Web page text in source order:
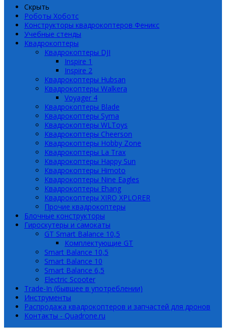
Скрыть
Роботы Хоботс
Конструкторы квадрокоптеров Феникс
Учебные стенды
Квадрокоптеры
Квадрокоптеры DJI
Inspire 1
Inspire 2
Квадрокоптеры Hubsan
Квадрокоптеры Walkera
Voyager 4
Квадрокоптеры Blade
Квадрокоптеры Syma
Квадрокоптеры WLToys
Квадрокоптеры Cheerson
Квадрокоптеры Hobby Zone
Квадрокоптеры La Trax
Квадрокоптеры Happy Sun
Квадрокоптеры Himoto
Квадрокоптеры Nine Eagles
Квадрокоптеры Ehang
Квадрокоптеры XIRO XPLORER
Прочие квадрокоптеры
Блочные конструкторы
Гироскутеры и самокаты
GT Smart Balance 10,5
Комплектующие GT
Smart Balance 10,5
Smart Balance 10
Smart Balance 6,5
Electric Scooter
Trade-In (бывшее в употреблении)
Инструменты
Распродажа квадрокоптеров и запчастей для дронов
Контакты - Quadrone.ru